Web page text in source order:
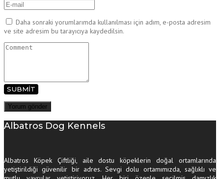
Daha sonraki yorumlarımda kullanılması için adım, e-posta adresim
ve site adresim bu tarayıcıya kaydedilsin.
SUBMIT
Albatros Dog Kennels
Albatros Köpek Çiftliği, aile dostu köpeklerin doğal ortamlarında
yetiştirildiği güvenilir bir adres. Sevgi dolu ortamımızda, sağlıklı ve